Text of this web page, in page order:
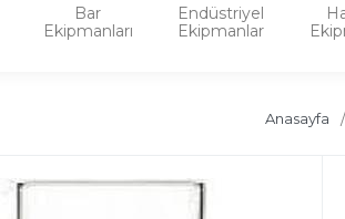
Bar
Ekipmanları
Endüstriyel
Ekipmanlar
Anasayfa